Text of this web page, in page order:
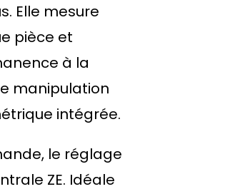
Elle mesure
pièce et
à la
manipulation
intégrée.
le réglage
ZE. Idéale